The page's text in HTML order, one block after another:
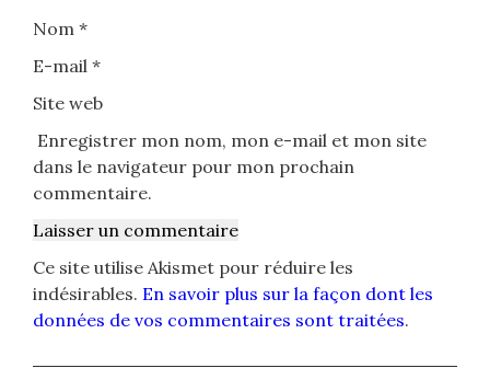
Nom *
E-mail *
Site web
Enregistrer mon nom, mon e-mail et mon site
dans le navigateur pour mon prochain
commentaire.
Ce site utilise Akismet pour réduire les
indésirables. En savoir plus sur la façon dont les
données de vos commentaires sont traitées.